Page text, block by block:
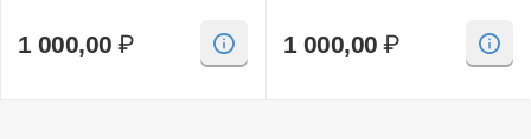
1 000,00 ₽ 1 000,00 ₽